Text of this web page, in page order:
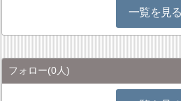
一覧を見る
フォロー(0人)